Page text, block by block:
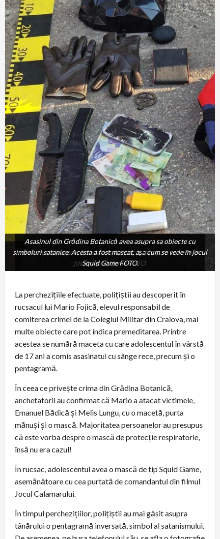
Asasinul din Grădina Botanică avea asupra sa obiecte cu
simboluri satanice. Acesta a fost mascat, aşa cum se vede în
jocul Squid Game FOTO.
Asasinul din Grădina Botanică avea asupra sa obiecte cu
simboluri satanice. Acesta a fost mascat, aşa cum se vede în jocul
Squid Game FOTO.
La perchezițiile efectuate, polițiștii au descoperit în
rucsacul lui Mario Fojică, elevul responsabil de
comiterea crimei de la Colegiul Militar din Craiova, mai
multe obiecte care pot indica premeditarea. Printre
acestea se numără maceta cu care adolescentul în vârstă
de 17 ani a comis asasinatul cu sânge rece, precum și o
pentagramă.
În ceea ce privește crima din Grădina Botanică,
anchetatorii au confirmat că Mario a atacat victimele,
Emanuel Bădică și Melis Lungu, cu o macetă, purta
mănuși și o mască. Majoritatea persoanelor au presupus
că este vorba despre o mască de protecție respiratorie,
însă nu era cazul!
În rucsac, adolescentul avea o mască de tip Squid Game,
asemănătoare cu cea purtată de comandantul din filmul
Jocul Calamarului.
În timpul perchezițiilor, polițiștii au mai găsit asupra
tânărului o pentagramă inversată, simbol al satanismului.